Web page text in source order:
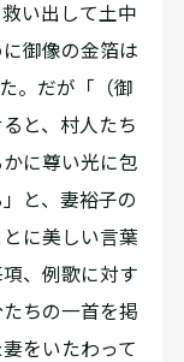
い出して土中
御像の金箔は
。だが「（御
と、村人たち
に尊い光に包
と、妻裕子の
に美しい言葉
、例歌に対す
ちの一首を掲
いたわって――